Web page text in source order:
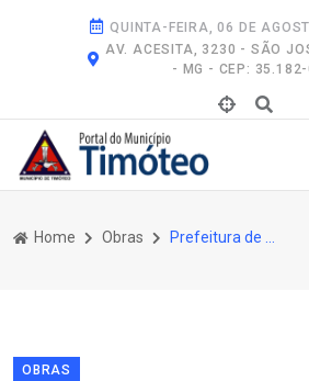
QUINTA-FEIRA, 06 DE
AV. ACESITA, 3230 - SÃO
- MG - CEP:
Home Obras
OBRAS